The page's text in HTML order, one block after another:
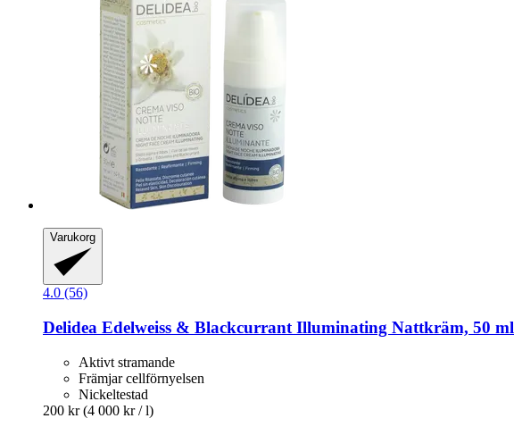
Varukorg
4.0 (56)
Delidea Edelweiss & Blackcurrant Illuminating Nattkräm, 50 ml
Aktivt stramande
Främjar cellförnyelsen
Nickeltestad
200 kr (4 000 kr / l)